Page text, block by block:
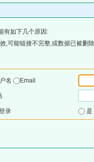
有如下几个原因:
,可能链接不完整,或数据已被删
名
Email
录